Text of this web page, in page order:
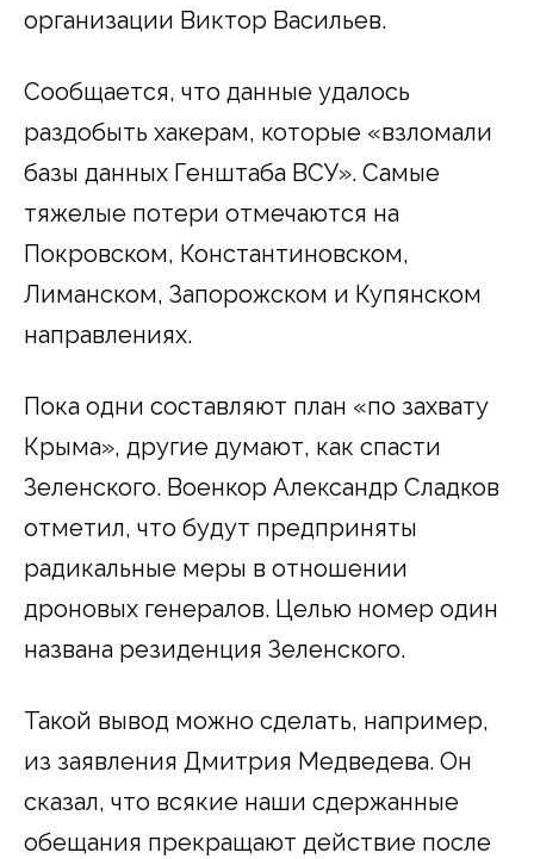
организации Виктор Васильев.
Сообщается, что данные удалось
раздобыть хакерам, которые «взломали
базы данных Генштаба ВСУ». Самые
тяжелые потери отмечаются на
Покровском, Константиновском,
Лиманском, Запорожском и Купянском
направлениях.
Пока одни составляют план «по захвату
Крыма», другие думают, как спасти
Зеленского. Военкор Александр Сладков
отметил, что будут предприняты
радикальные меры в отношении
дроновых генералов. Целью номер один
названа резиденция Зеленского.
Такой вывод можно сделать, например,
из заявления Дмитрия Медведева. Он
сказал, что всякие наши сдержанные
обещания прекращают действие после